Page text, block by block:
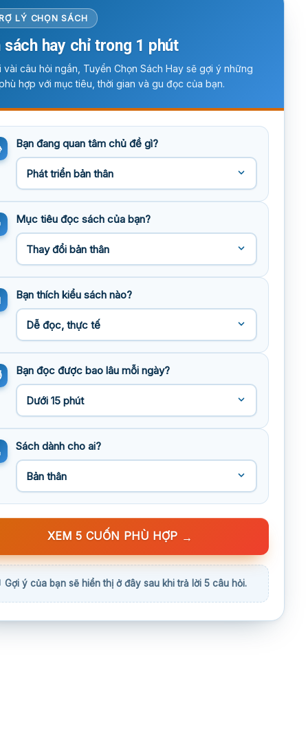
LÝ CHỌN SÁCH
sách hay chỉ trong 1 phút
vài câu hỏi ngắn, Tuyển Chọn Sách Hay sẽ gợi ý những
hợp với mục tiêu, thời gian và gu đọc của bạn.
Bạn đang quan tâm chủ đề gì?
Mục tiêu đọc sách của bạn?
Bạn thích kiểu sách nào?
Bạn đọc được bao lâu mỗi ngày?
Sách dành cho ai?
XEM 5 CUỐN PHÙ HỢP →